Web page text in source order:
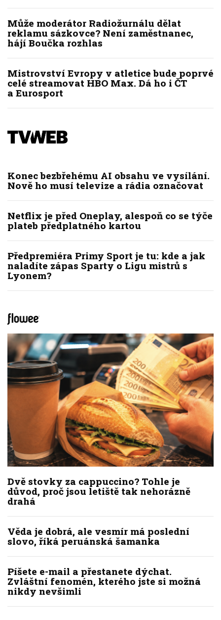
Může moderátor Radiožurnálu dělat
reklamu sázkovce? Není zaměstnanec,
hájí Boučka rozhlas
Mistrovství Evropy v atletice bude poprvé
celé streamovat HBO Max. Dá ho i ČT
a Eurosport
Konec bezbřehému AI obsahu ve vysílání.
Nově ho musí televize a rádia označovat
Netflix je před Oneplay, alespoň co se týče
plateb předplatného kartou
Předpremiéra Primy Sport je tu: kde a jak
naladíte zápas Sparty o Ligu mistrů s
Lyonem?
Dvě stovky za cappuccino? Tohle je
důvod, proč jsou letiště tak nehorázně
drahá
Věda je dobrá, ale vesmír má poslední
slovo, říká peruánská šamanka
Píšete e-mail a přestanete dýchat.
Zvláštní fenomén, kterého jste si možná
nikdy nevšimli